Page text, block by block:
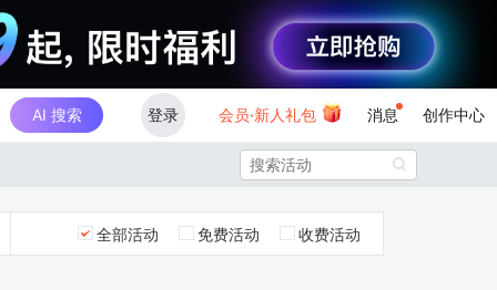
AI 搜索 登录 会员·新人礼包 消息 创作中心

全部活动 免费活动 收费活动